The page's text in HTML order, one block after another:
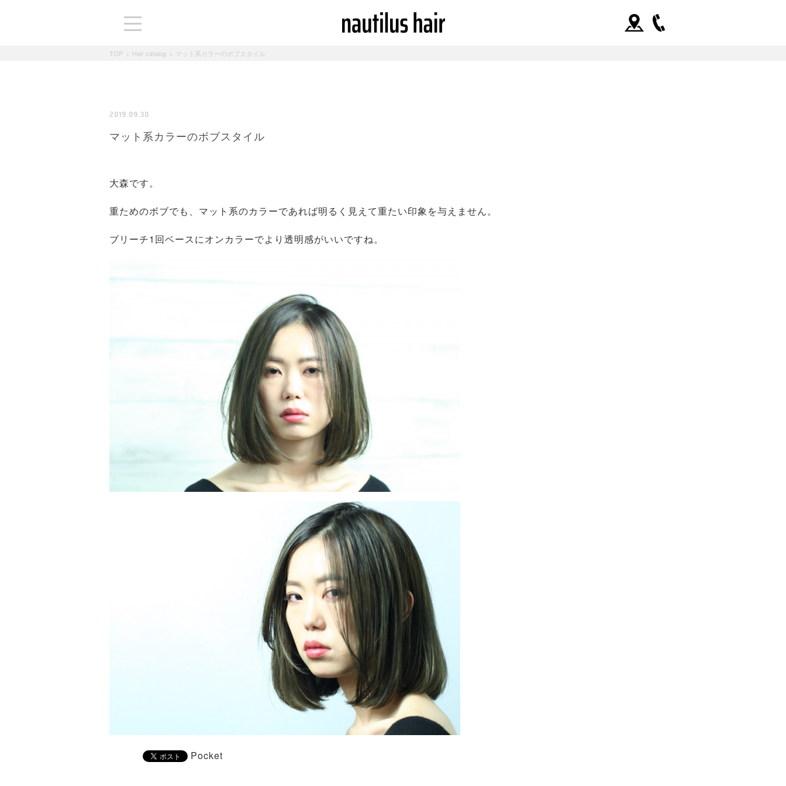
TOP > Hair catalog > マット系カラーのボブスタイル
2019.09.30
マット系カラーのボブスタイル
大森です。
重ためのボブでも、マット系のカラーであれば明るく見えて重たい印象を与えません。
ブリーチ1回ベースにオンカラーでより透明感がいいですね。
Pocket